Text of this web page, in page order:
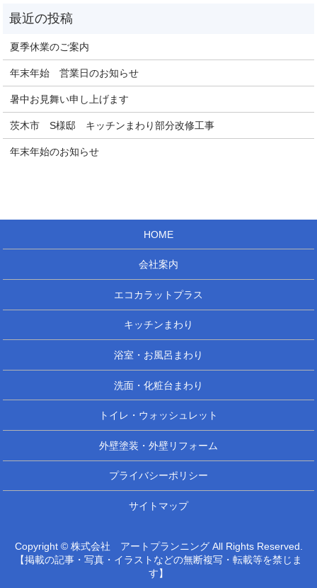
夏季休業のご案内
年末年始 営業日のお知らせ
暑中お見舞い申し上げます
茨木市 S様邸 キッチンまわり部分改修工事
年末年始のお知らせ
HOME
会社案内
エコカラットプラス
キッチンまわり
浴室・お風呂まわり
洗面・化粧台まわり
トイレ・ウォッシュレット
外壁塗装・外壁リフォーム
プライバシーポリシー
サイトマップ
Copyright © 株式会社 アートプランニング All Rights Reserved.
【掲載の記事・写真・イラストなどの無断複写・転載等を禁じま
す】